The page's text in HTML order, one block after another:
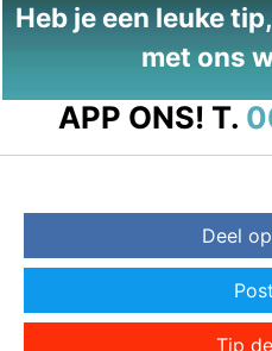
Heb je een leuke
met ons
APP ONS! T.
Deel
Tip